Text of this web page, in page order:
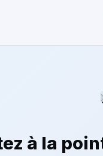
à la